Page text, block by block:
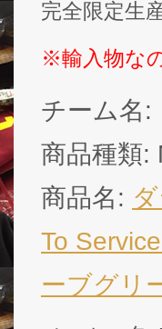
完全限定生
※輸入物な
チーム名:
商品種類:
商品名:
To
ーブグリ